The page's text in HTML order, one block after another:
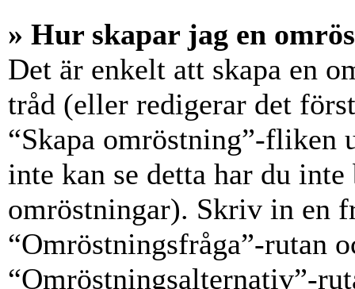
» Hur skapar jag en
Det är enkelt att skapa en
tråd (eller redigerar det
“Skapa omröstning”-fliken
inte kan se detta har du
omröstningar). Skriv in en
“Omröstningsfråga”-rutan
“Omröstningsalternativ”-